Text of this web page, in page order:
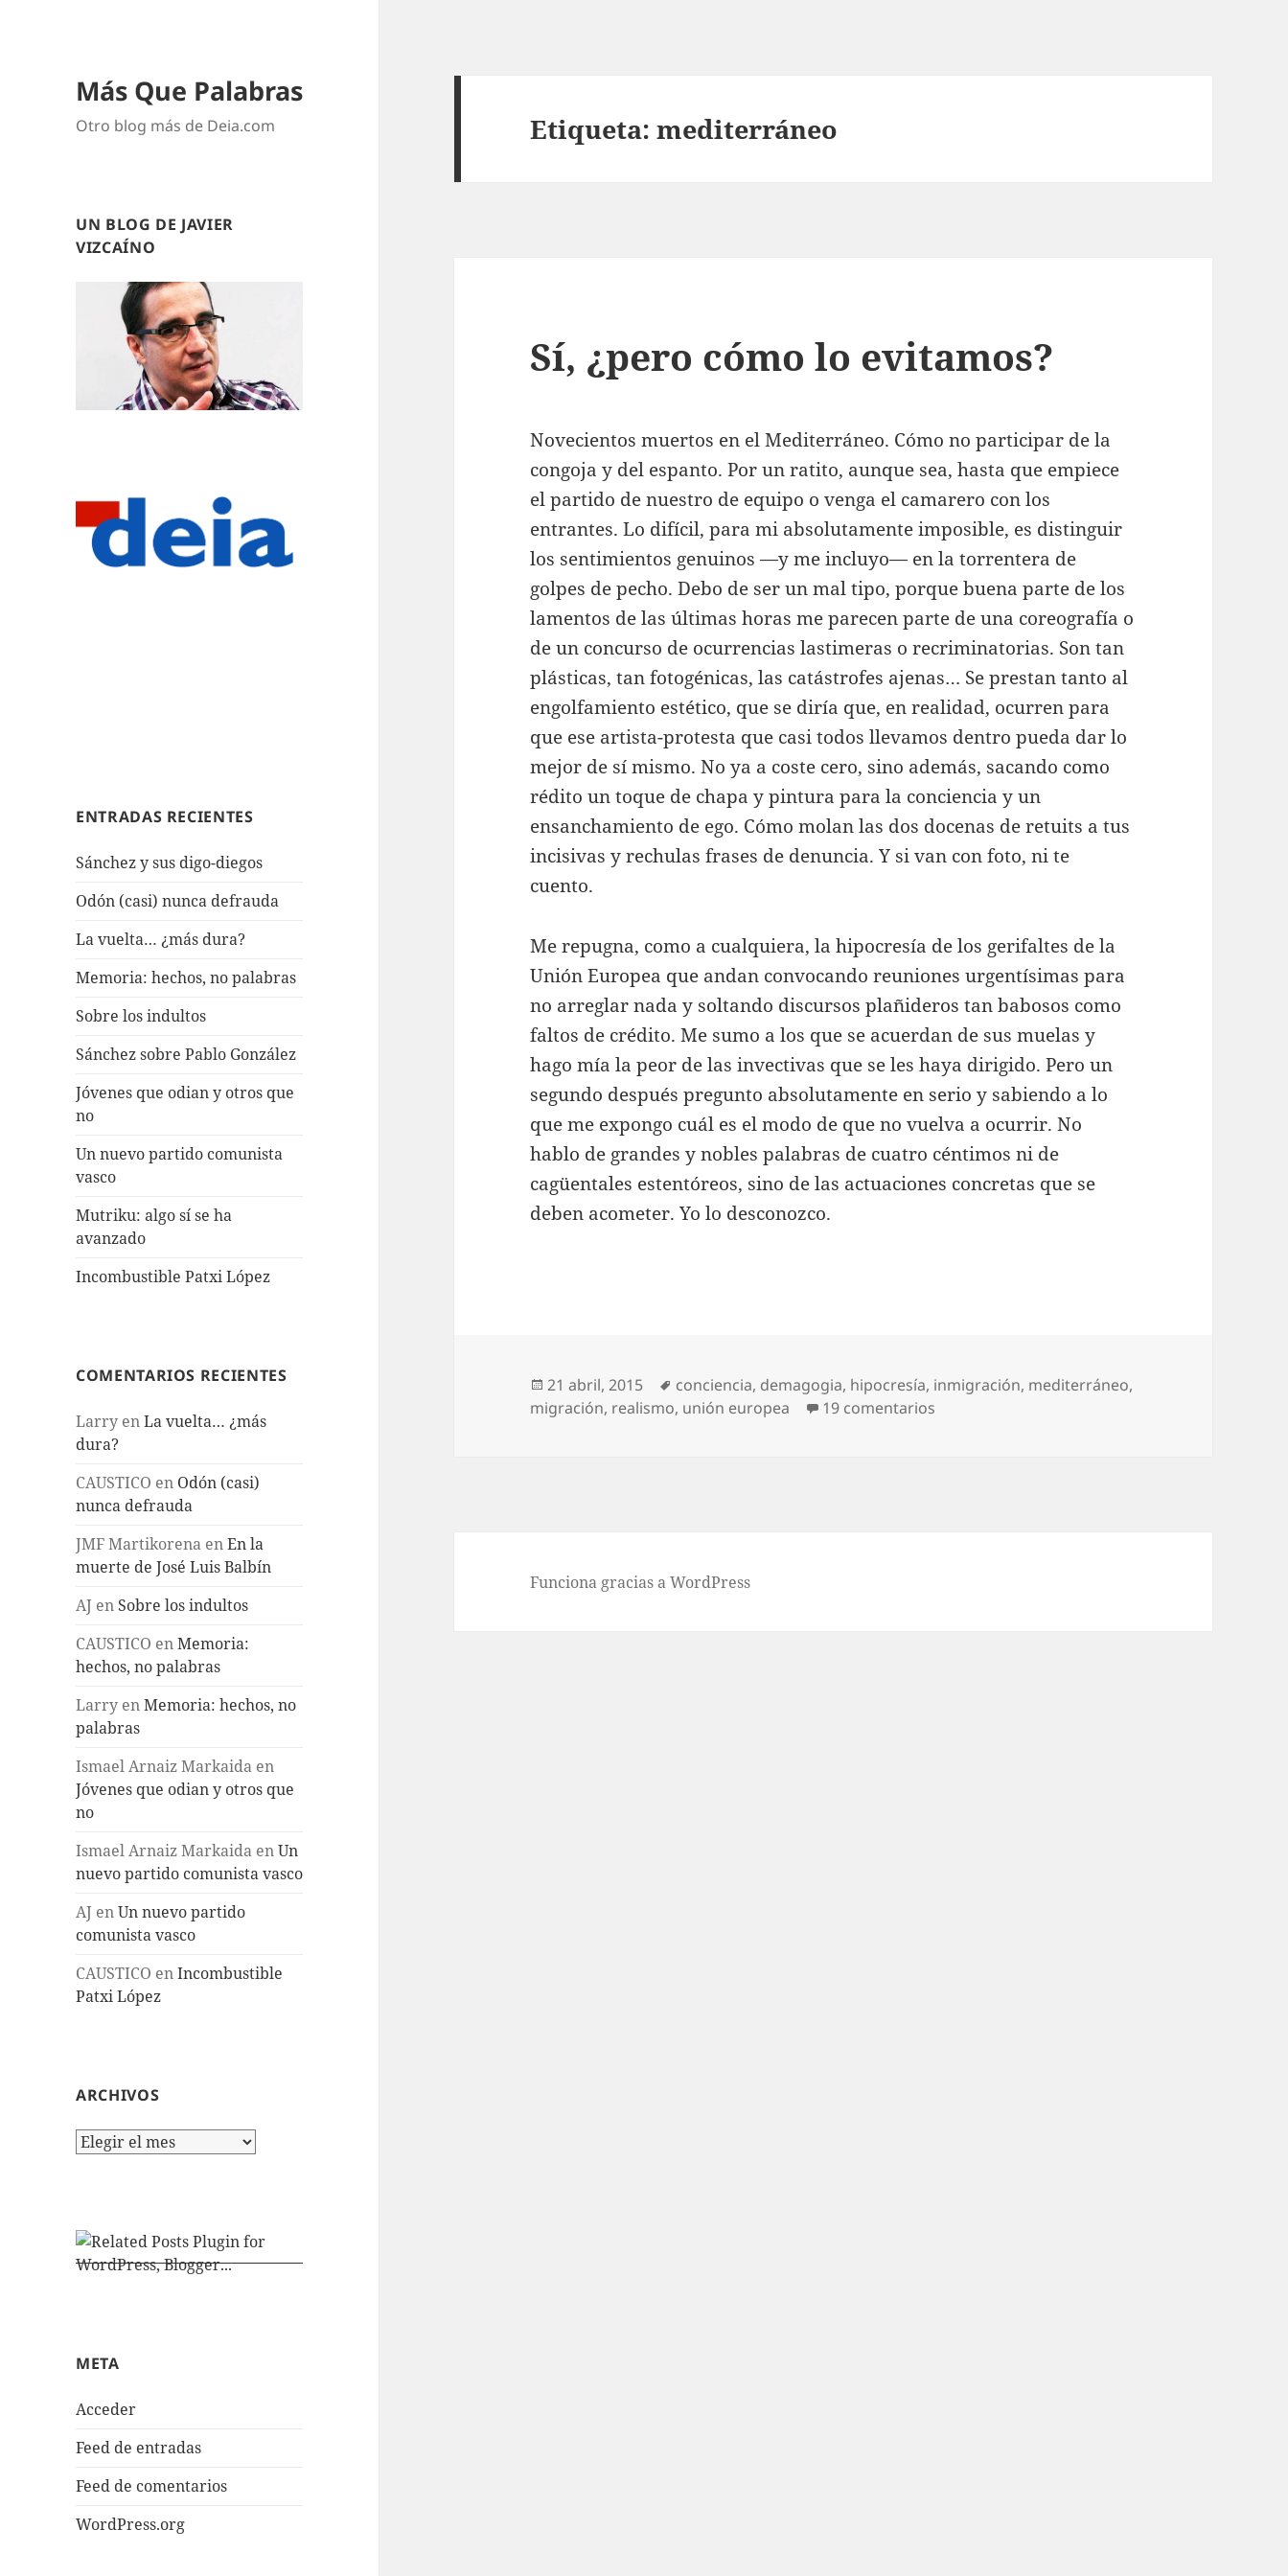
Más Que Palabras
Otro blog más de Deia.com
UN BLOG DE JAVIER
VIZCAÍNO
ENTRADAS RECIENTES
Sánchez y sus digo-diegos
Odón (casi) nunca defrauda
La vuelta… ¿más dura?
Memoria: hechos, no palabras
Sobre los indultos
Sánchez sobre Pablo González
Jóvenes que odian y otros que
no
Un nuevo partido comunista
vasco
Mutriku: algo sí se ha
avanzado
Incombustible Patxi López
COMENTARIOS RECIENTES
Larry enLa vuelta… ¿más
dura?
CAUSTICO en Odón (casi)
nunca defrauda
JMF Martikorena enEn la
muerte de José Luis Balbín
AJ en Sobre los indultos
CAUSTICO enMemoria:
hechos, no palabras
Larry enMemoria: hechos, no
palabras
Ismael Arnaiz Markaida en
Jóvenes que odian y otros que
no
Ismael Arnaiz Markaida enUn
nuevo partido comunista vasco
AJ enUn nuevo partido
comunista vasco
CAUSTICO enIncombustible
Patxi López
ARCHIVOS
Archivos
META
Acceder
Feed de entradas
Feed de comentarios
WordPress.org
Etiqueta:mediterráneo
Sí, ¿pero cómo lo evitamos?
Novecientos muertos en el Mediterráneo. Cómo no participar de la
congoja y del espanto. Por un ratito, aunque sea, hasta que empiece
el partido de nuestro de equipo o venga el camarero con los
entrantes. Lo difícil, para mi absolutamente imposible, es distinguir
los sentimientos genuinos —y me incluyo— en la torrentera de
golpes de pecho. Debo de ser un mal tipo, porque buena parte de los
lamentos de las últimas horas me parecen parte de una coreografía o
de un concurso de ocurrencias lastimeras o recriminatorias. Son tan
plásticas, tan fotogénicas, las catástrofes ajenas… Se prestan tanto al
engolfamiento estético, que se diría que, en realidad, ocurren para
que ese artista-protesta que casi todos llevamos dentro pueda dar lo
mejor de sí mismo. No ya a coste cero, sino además, sacando como
rédito un toque de chapa y pintura para la conciencia y un
ensanchamiento de ego. Cómo molan las dos docenas de retuits a tus
incisivas y rechulas frases de denuncia. Y si van con foto, ni te
cuento.
Me repugna, como a cualquiera, la hipocresía de los gerifaltes de la
Unión Europea que andan convocando reuniones urgentísimas para
no arreglar nada y soltando discursos plañideros tan babosos como
faltos de crédito. Me sumo a los que se acuerdan de sus muelas y
hago mía la peor de las invectivas que se les haya dirigido. Pero un
segundo después pregunto absolutamente en serio y sabiendo a lo
que me expongo cuál es el modo de que no vuelva a ocurrir. No
hablo de grandes y nobles palabras de cuatro céntimos ni de
cagüentales estentóreos, sino de las actuaciones concretas que se
deben acometer. Yo lo desconozco.
Publicado
el
21 abril, 2015 Etiquetas
conciencia, demagogia, hipocresía, inmigración, mediterráneo,
migración, realismo, unión europea 19 comentarios
Funciona gracias a WordPress